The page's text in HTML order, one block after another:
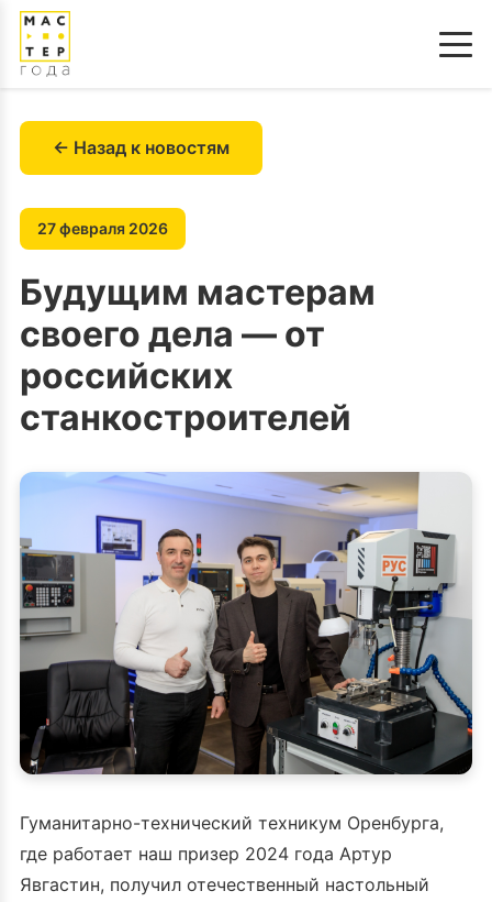
← Назад к новостям
27 февраля 2026
Будущим мастерам
своего дела — от
российских
станкостроителей
Гуманитарно-технический техникум Оренбурга,
где работает наш призер 2024 года Артур
Явгастин, получил отечественный настольный